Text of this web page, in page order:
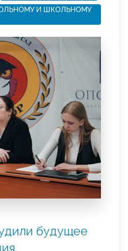
И ШКОЛЬНОМУ
будущее